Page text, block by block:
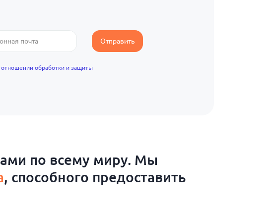
Отправить
отношении обработки и защиты
по всему миру. Мы
, способного предоставить